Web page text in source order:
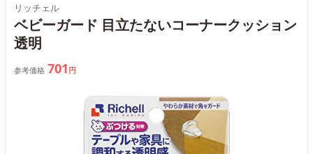
リッチェル
ベビーガード 目立たないコーナークッション
透明
参考価格 701 円